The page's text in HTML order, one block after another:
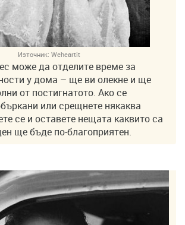
Източник: Weheartit
може да отделите време за
у дома – ще ви олекне и ще
от постигнатото. Ако се
или срещнете някаква
се и оставете нещата каквито са
ще бъде по-благоприятен.